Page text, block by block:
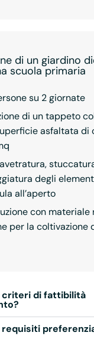
di un giardino
scuola primaria
su 2 giornate
di un tappeto
asfaltata di
degli
all’aperto
con
per la coltivazione
criteri di fattibilità
requisiti